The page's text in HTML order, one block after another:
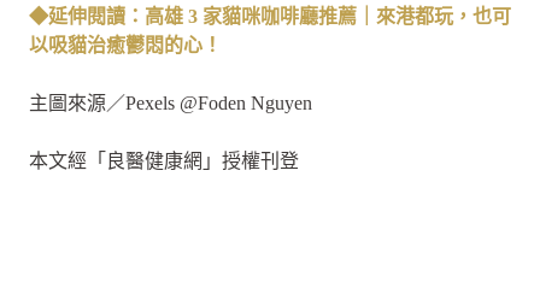
◆延伸閱讀：高雄 3 家貓咪咖啡廳推薦｜來港都玩，也可
以吸貓治癒鬱悶的心！
主圖來源／Pexels @Foden Nguyen
本文經「良醫健康網」授權刊登